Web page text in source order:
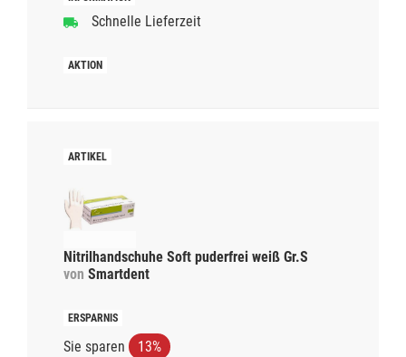
Schnelle Lieferzeit
Nitrilhandschuhe Soft puderfrei weiß Gr.S
von Smartdent
Sie sparen 13%